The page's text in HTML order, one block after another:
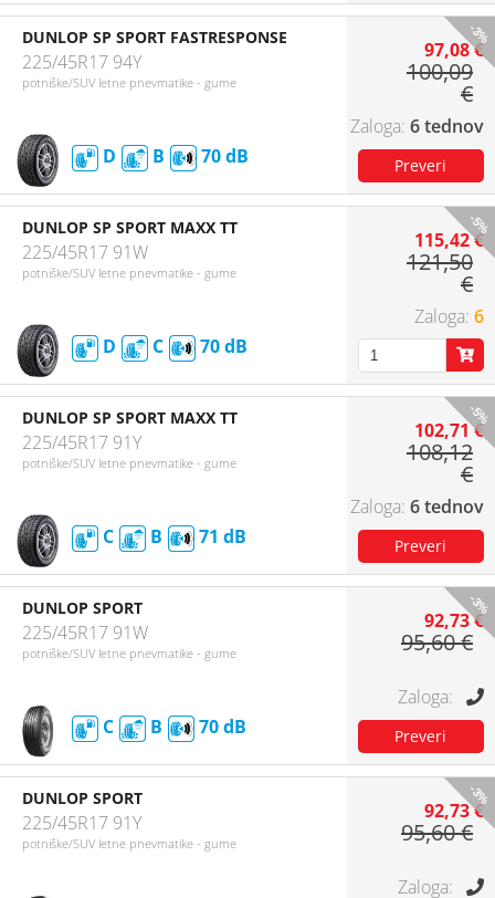
-3%
DUNLOP SP SPORT FASTRESPONSE
225/45R17 94Y
potniške/SUV letne pnevmatike - gume
D B 70
97,08 €
100,09
€
6 tednov
-5%
DUNLOP SP SPORT MAXX TT
225/45R17 91W
potniške/SUV letne pnevmatike - gume
D C 70
115,42 €
121,50
€
6
-5%
DUNLOP SP SPORT MAXX TT
225/45R17 91Y
potniške/SUV letne pnevmatike - gume
C B 71
102,71 €
108,12
€
6 tednov
-3%
DUNLOP SPORT
225/45R17 91W
potniške/SUV letne pnevmatike - gume
C B 70
92,73 €
95,60 €
-3%
DUNLOP SPORT
225/45R17 91Y
potniške/SUV letne pnevmatike - gume
92,73 €
95,60 €